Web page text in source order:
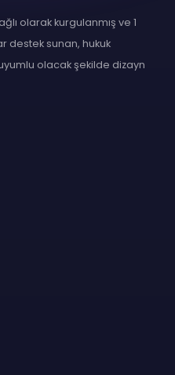
olarak kurgulanmış ve 1
destek sunan, hukuk
olacak şekilde dizayn